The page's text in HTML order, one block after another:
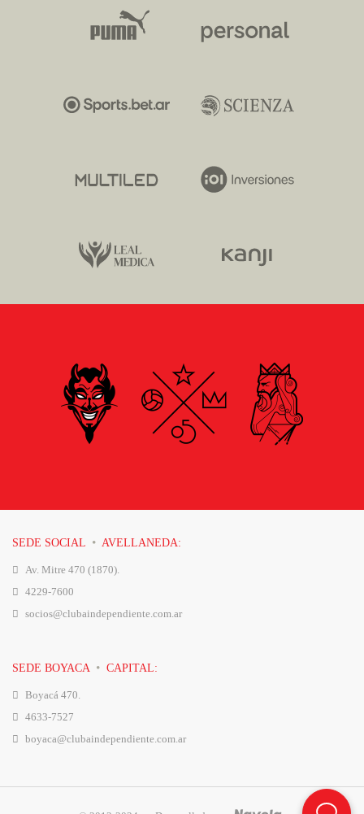
SEDE SOCIAL · AVELLANEDA:
Av. Mitre 470 (1870).
4229-7600
socios@clubaindependiente.com.ar
SEDE BOYACA · CAPITAL:
Boyacá 470.
4633-7527
boyaca@clubaindependiente.com.ar